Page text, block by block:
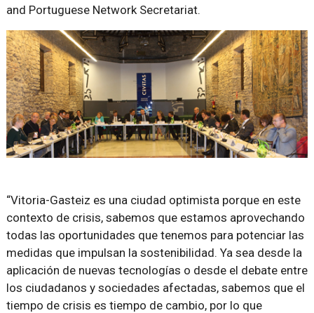
and Portuguese Network Secretariat.
“Vitoria-Gasteiz es una ciudad optimista porque en este
contexto de crisis, sabemos que estamos aprovechando
todas las oportunidades que tenemos para potenciar las
medidas que impulsan la sostenibilidad. Ya sea desde la
aplicación de nuevas tecnologías o desde el debate entre
los ciudadanos y sociedades afectadas, sabemos que el
tiempo de crisis es tiempo de cambio, por lo que